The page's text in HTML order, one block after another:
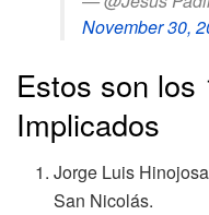
November 30,
Estos son los
Implicados
Jorge Luis
San Nicolás.